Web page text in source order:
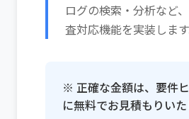
ログの検索・分析など
査対応機能を実装します
※ 正確な金額は、要件
に無料でお見積もりいた